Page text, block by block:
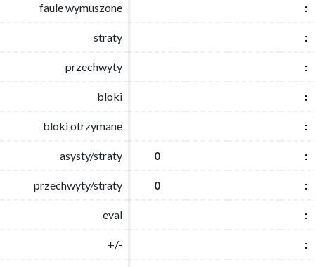
faule wymuszone :
straty :
przechwyty :
bloki :
bloki otrzymane :
asysty/straty 0 :
przechwyty/straty 0 :
eval :
+/- :
faule wymuszone :
straty :
przechwyty :
bloki :
bloki otrzymane :
asysty/straty 0 :
przechwyty/straty 0 :
eval :
+/- :